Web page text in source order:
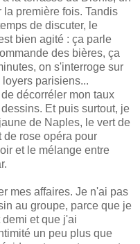
première fois. Tandis
de discuter, le
bien agité : ça parle
des bières, ça
on s'interroge sur
loyers parisiens...
décorréler mon taux
Et puis surtout, je
de Naples, le vert de
de rose opéra pour
et le mélange entre
mes affaires. Je n'ai pas
au groupe, parce que je
et que j'ai
un peu plus que